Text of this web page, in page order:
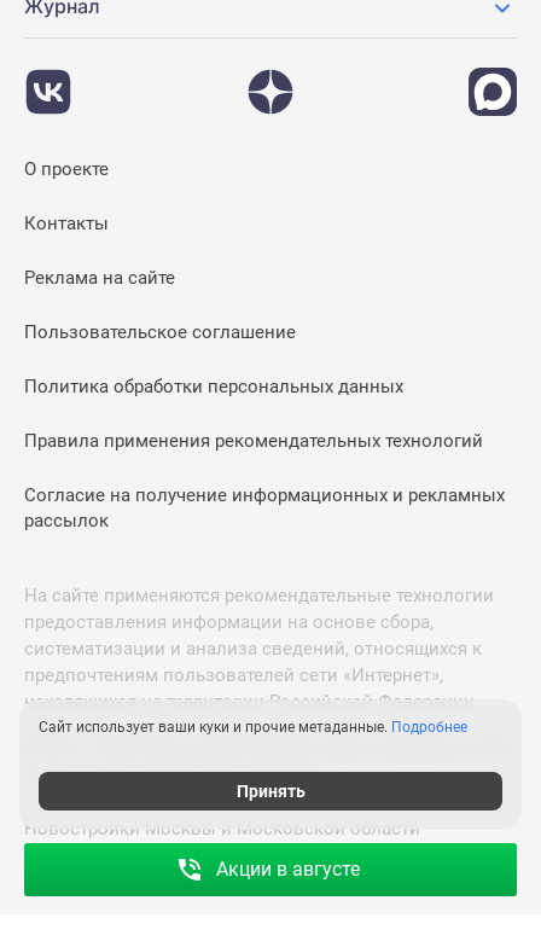
Акции в августе
Журнал
О проекте
Контакты
Реклама на сайте
Пользовательское соглашение
Политика обработки персональных данных
Правила применения рекомендательных технологий
Согласие на получение информационных и рекламных
рассылок
На сайте применяются рекомендательные технологии
предоставления информации на основе сбора,
систематизации и анализа сведений, относящихся к
предпочтениям пользователей сети «Интернет»,
находящихся на территории Российской Федерации.
что нужно знать о новостройках
Новостройки Москвы и Московской области
Сайт использует ваши куки и прочие метаданные. Подробнее
Принять